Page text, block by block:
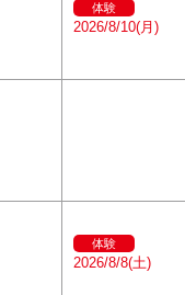
体験
2026/8/10(月)
体験
2026/8/8(土)